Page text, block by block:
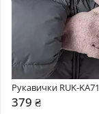
Рукавички RUK-KA71
379 ₴